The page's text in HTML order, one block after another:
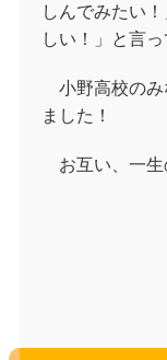
しんでみたい
しい！」と言
小野高校のみ
ました！
お互い、一生